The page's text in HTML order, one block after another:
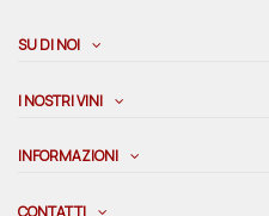
SU DI NOI
I NOSTRI VINI
INFORMAZIONI
CONTATTI